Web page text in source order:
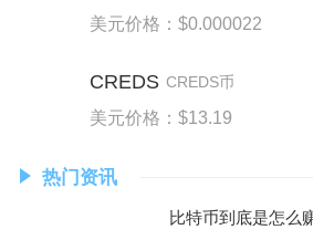
美元价格：$0.000022
CREDS CREDS币
美元价格：$13.19
热门资讯
比特币到底是怎么